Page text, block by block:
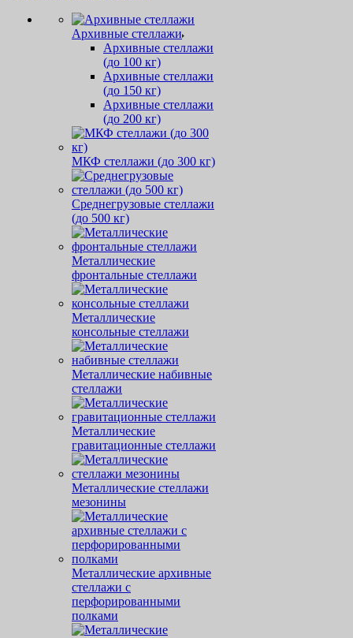
Архивные стеллажи
Архивные стеллажи
(до 100 кг)
Архивные стеллажи
(до 150 кг)
Архивные стеллажи
(до 200 кг)
МКФ стеллажи (до 300 кг)
Среднегрузовые стеллажи
(до 500 кг)
Металлические
фронтальные стеллажи
Металлические
консольные стеллажи
Металлические набивные
стеллажи
Металлические
гравитационные стеллажи
Металлические стеллажи
мезонины
Металлические архивные
стеллажи с
перфорированными
полками